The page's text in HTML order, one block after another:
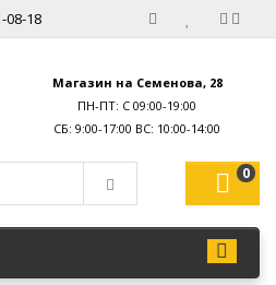
08-18
Магазин на Семенова, 28
ПН-ПТ: С 09:00-19:00
0